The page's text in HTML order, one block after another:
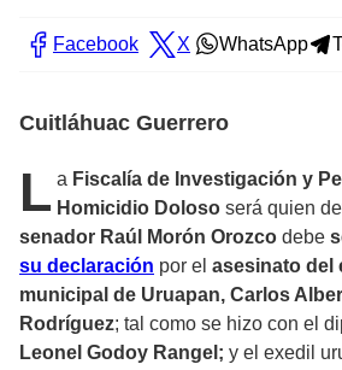
Facebook X WhatsApp
Cuitláhuac Guerrero
L a Fiscalía de Investigación y
Homicidio Doloso será quien
senador Raúl Morón Orozco debe
su declaración por el asesinato del
municipal de Uruapan, Carlos
Rodríguez; tal como se hizo con el
Leonel Godoy Rangel; y el exedil